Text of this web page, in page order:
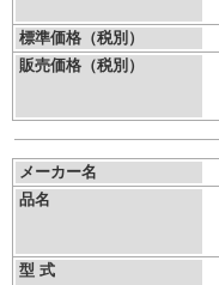
標準価格（税別）
販売価格（税別）
メーカー名
品名
型 式